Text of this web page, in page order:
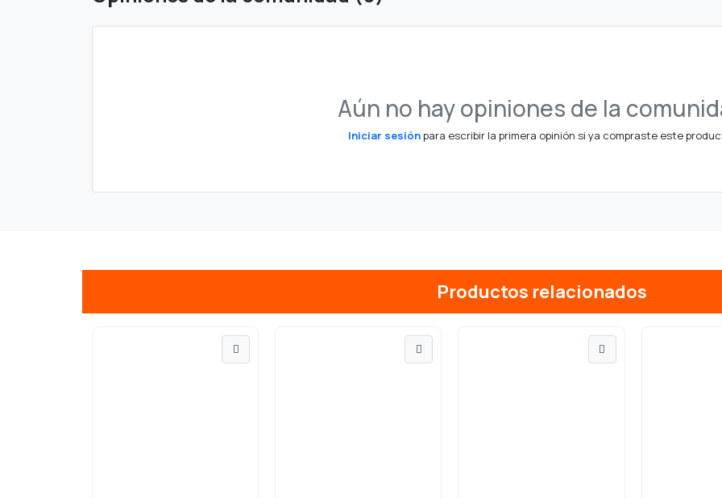
Aún no hay opiniones de la
Iniciar sesiónpara escribir la primera opinión si ya compraste este
Productos relacionados